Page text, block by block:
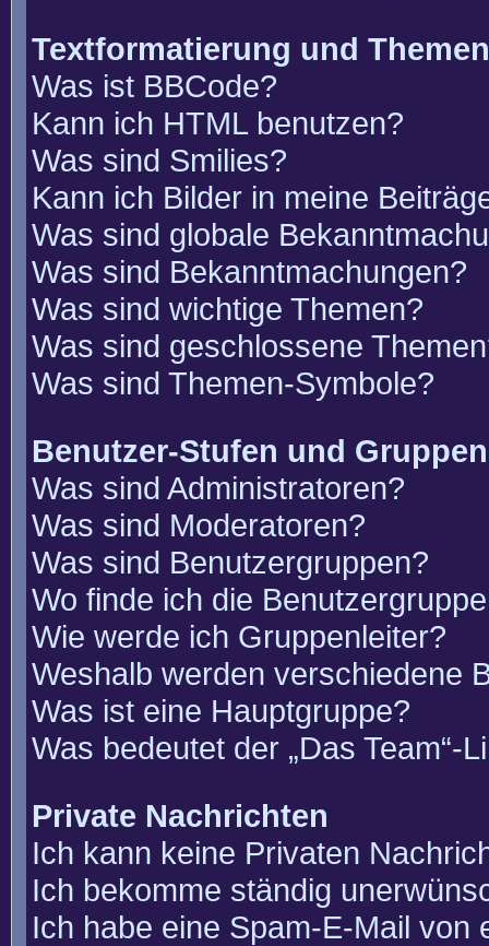
Textformatierung und
Was ist BBCode?
Kann ich HTML benutzen?
Was sind Smilies?
Kann ich Bilder in meine
Was sind globale
Was sind Bekanntmachungen?
Was sind wichtige Themen?
Was sind geschlossene
Was sind Themen-Symbole?
Benutzer-Stufen und Gruppen
Was sind Administratoren?
Was sind Moderatoren?
Was sind Benutzergruppen?
Wo finde ich die
Wie werde ich Gruppenleiter?
Weshalb werden verschiedene
Was ist eine Hauptgruppe?
Was bedeutet der „Das Team“-
Private Nachrichten
Ich kann keine Privaten
Ich bekomme ständig
Ich habe eine Spam-E-Mail von